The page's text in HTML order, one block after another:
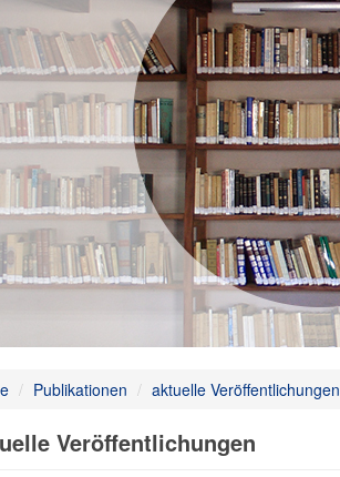
/ Publikationen / aktuelle Veröffentlichungen
Veröffentlichungen